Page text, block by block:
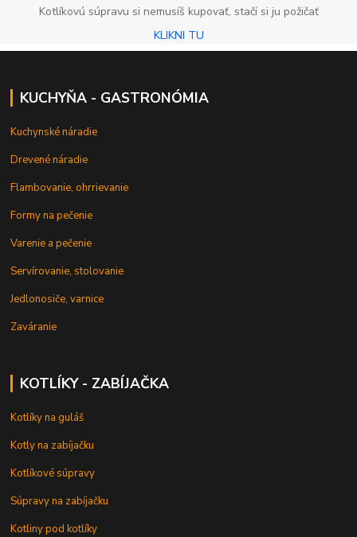
Kotlíkovú súpravu si nemusíš kupovať, stačí si ju požičať
KLIKNI TU
KUCHYŇA - GASTRONÓMIA
Kuchynské náradie
Drevené náradie
Flambovanie, ohrrievanie
Formy na pečenie
Varenie a pečenie
Servírovanie, stolovanie
Jedlonosiče, varnice
Zaváranie
KOTLÍKY - ZABÍJAČKA
Kotlíky na guláš
Kotly na zabíjačku
Kotlíkové súpravy
Súpravy na zabíjačku
Kotliny pod kotlíky